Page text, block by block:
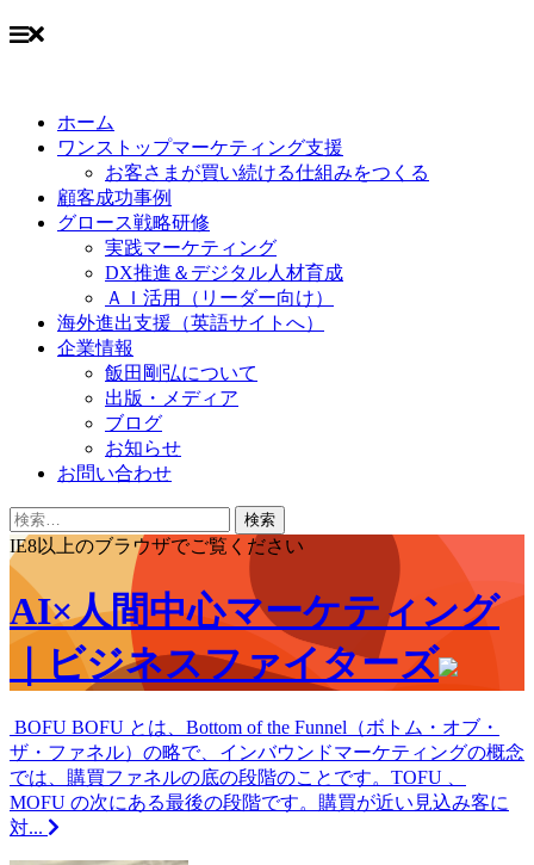
content
ホーム
ワンストップマーケティング支援
お客さまが買い続ける仕組みをつくる
顧客成功事例
グロース戦略研修
実践マーケティング
DX推進＆デジタル人材育成
ＡＩ活用（リーダー向け）
海外進出支援（英語サイトへ）
企業情報
飯田剛弘について
出版・メディア
ブログ
お知らせ
お問い合わせ
検
索:
IE8以上のブラウザでご覧ください
AI×人間中心マーケティング
｜ビジネスファイターズ
BOFU BOFU とは、Bottom of the Funnel（ボトム・オブ・
ザ・ファネル）の略で、インバウンドマーケティングの概念
では、購買ファネルの底の段階のことです。TOFU 、
MOFU の次にある最後の段階です。購買が近い見込み客に
対...